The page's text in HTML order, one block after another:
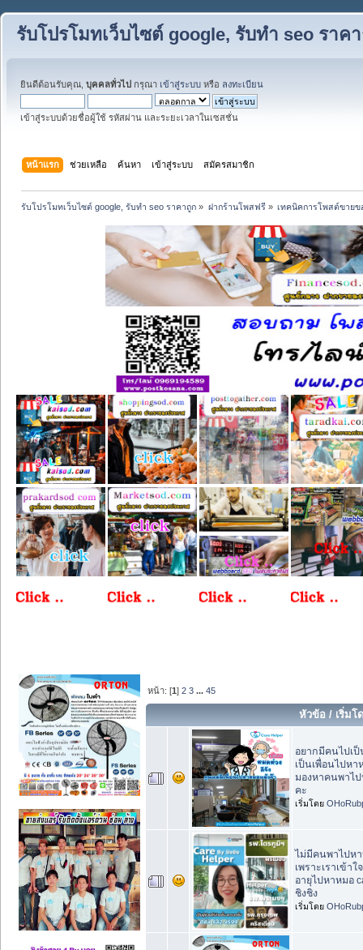
รับโปรโมทเว็บไซต์ google, รับทำ seo ราค
ยินดีต้อนรับคุณ, บุคคลทั่วไป กรุณา เข้าสู่ระบบ หรือ ลงทะเบียน
เข้าสู่ระบบด้วยชื่อผู้ใช้ รหัสผ่าน และระยะเวลาในเซสชั่น
หน้าแรก ช่วยเหลือ ค้นหา เข้าสู่ระบบ สมัครสมาชิก
รับโปรโมทเว็บไซต์ google, รับทำ seo ราคาถูก » ฝากร้านโพสฟรี» เทคนิคการโพสต์ขายข
หน้า: [1]2 3 ...45
หัวข้อ / เริ่มโ
อยากมีคนไปเ
เป็นเพื่อนไปห
มองหาคนพาไ
คะ
เริ่มโดย
ไม่มีคนพาไปห
เพราะเราเข้า
อายุไปหาหมอ
ชิงชิง
เริ่มโดย